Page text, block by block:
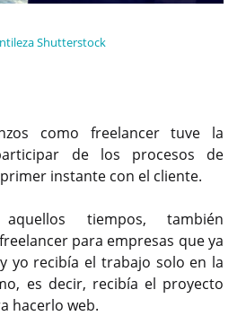
Shutterstock
como freelancer tuve la
de los procesos de
instante con el cliente.
tiempos, también
para empresas que ya
yo recibía el trabajo solo en la
es decir, recibía el proyecto
hacerlo web.